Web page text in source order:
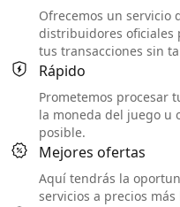
Ofrecemos un servicio
distribuidores oficiales
tus transacciones sin
Rápido
Prometemos procesar
la moneda del juego u
posible.
Mejores ofertas
Aquí tendrás la
servicios a precios